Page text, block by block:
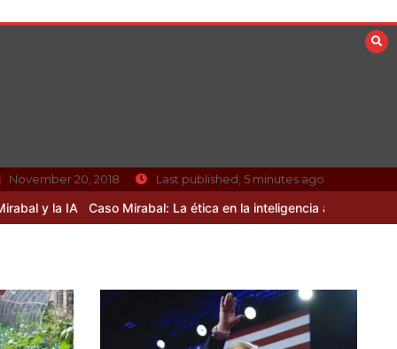
November 20, 2018 Last published, 5 minutes ago
Caso Mirabal: La ética en la inteligencia artificial sin resolver